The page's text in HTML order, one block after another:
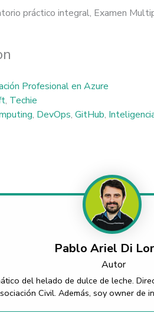
práctico integral, Examen
Profesional en Azure
, Techie
, DevOps, GitHub,
Pablo Ariel Di
Autor
del helado de dulce de leche.
Civil. Además, soy owner de